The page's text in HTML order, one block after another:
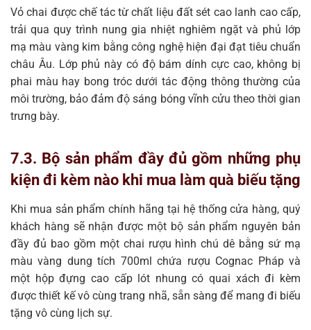
Vỏ chai được chế tác từ chất liệu đất sét cao lanh cao cấp,
trải qua quy trình nung gia nhiệt nghiêm ngặt và phủ lớp
mạ màu vàng kim bằng công nghệ hiện đại đạt tiêu chuẩn
châu Âu. Lớp phủ này có độ bám dính cực cao, không bị
phai màu hay bong tróc dưới tác động thông thường của
môi trường, bảo đảm độ sáng bóng vĩnh cửu theo thời gian
trưng bày.
7.3. Bộ sản phẩm đầy đủ gồm những phụ
kiện đi kèm nào khi mua làm quà biếu tặng
Khi mua sản phẩm chính hãng tại hệ thống cửa hàng, quý
khách hàng sẽ nhận được một bộ sản phẩm nguyên bản
đầy đủ bao gồm một chai rượu hình chú dê bằng sứ mạ
màu vàng dung tích 700ml chứa rượu Cognac Pháp và
một hộp đựng cao cấp lót nhung có quai xách đi kèm
được thiết kế vô cùng trang nhã, sẵn sàng để mang đi biếu
tặng vô cùng lịch sự.